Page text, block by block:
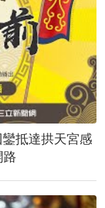
抵達拱天宮感
路